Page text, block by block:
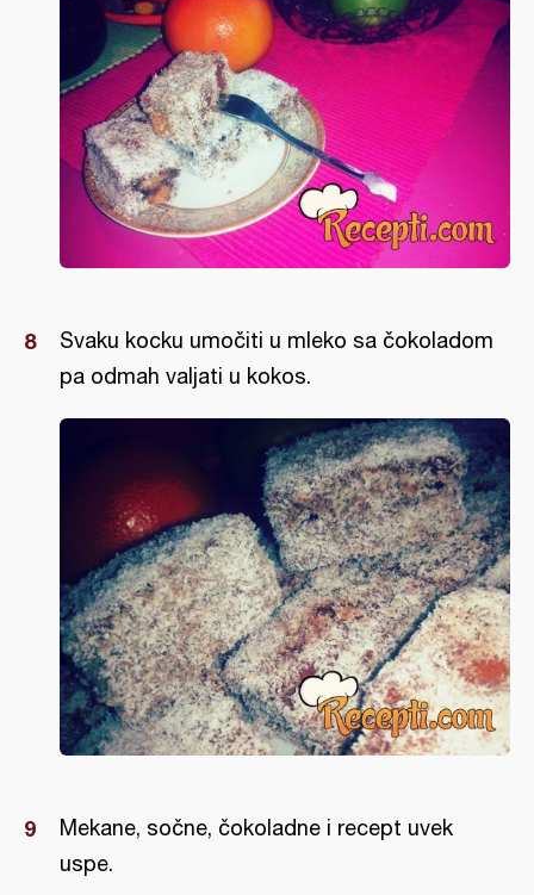
Svaku kocku umočiti u mleko sa čokoladom
pa odmah valjati u kokos.
Mekane, sočne, čokoladne i recept uvek
uspe.